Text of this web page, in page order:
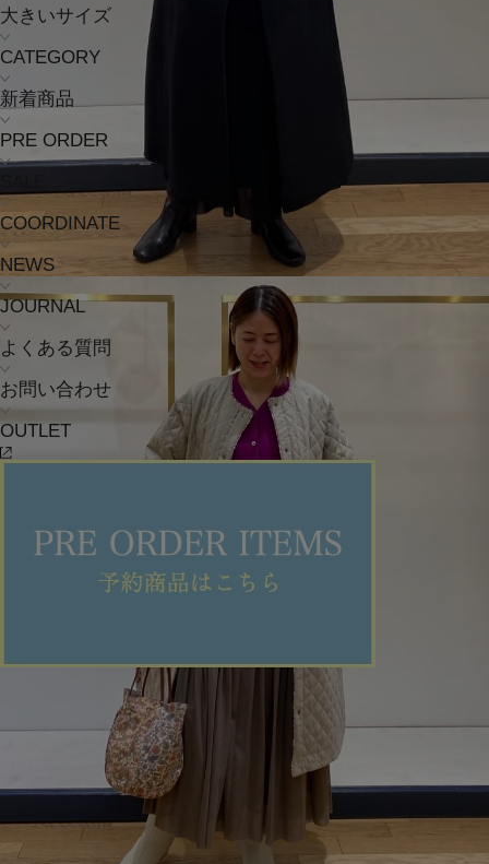
大きいサイズ
CATEGORY
新着商品
PRE ORDER
COORDINATE
NEWS
JOURNAL
よくある質問
お問い合わせ
OUTLET